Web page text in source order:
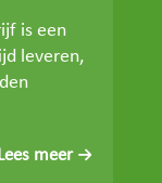
is een
leveren,
meer